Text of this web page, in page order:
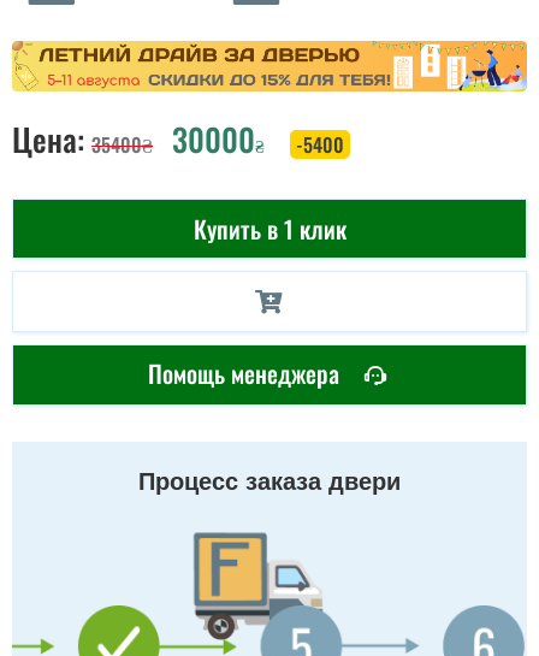
Цена: 35400₴ 30000₴ -5400
Купить в 1 клик
Помощь менеджера
Процесс заказа двери